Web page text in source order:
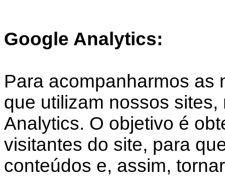
Google Analytics:
Para acompanharmos as
que utilizam nossos
Analytics. O objetivo é
visitantes do site, para
conteúdos e, assim,